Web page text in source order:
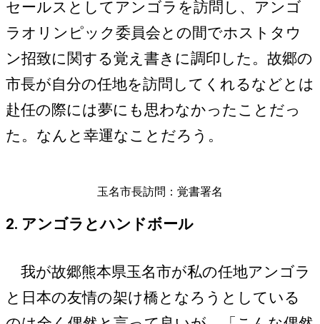
セールスとしてアンゴラを訪問し、アンゴ
ラオリンピック委員会との間でホストタウ
ン招致に関する覚え書きに調印した。故郷の
市長が自分の任地を訪問してくれるなどとは
赴任の際には夢にも思わなかったことだっ
た。なんと幸運なことだろう。
玉名市長訪問：覚書署名
2. アンゴラとハンドボール
我が故郷熊本県玉名市が私の任地アンゴラ
と日本の友情の架け橋となろうとしている